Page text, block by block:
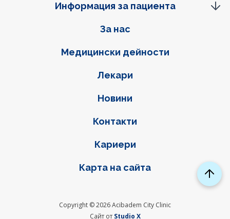
Фуутер навигация
За нас
Медицински дейности
Лекари
Новини
Контакти
Кариери
Карта на сайта
Информация за пациента
Copyright © 2026 Acibadem City Clinic
Social links
Сайт от Studio X